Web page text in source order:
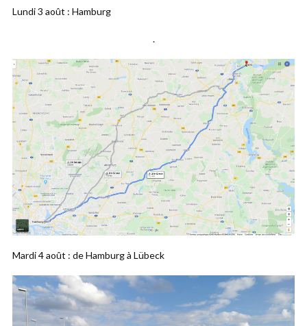
Lundi 3 août : Hamburg
.
Mardi 4 août : de Hamburg à Lübeck